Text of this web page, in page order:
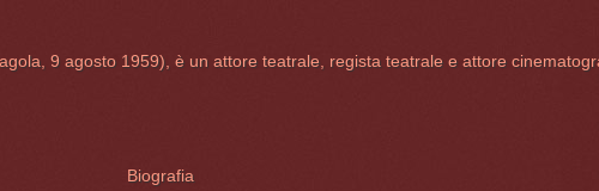
9 agosto 1959), è un attore teatrale, regista teatrale e attore
Biografia